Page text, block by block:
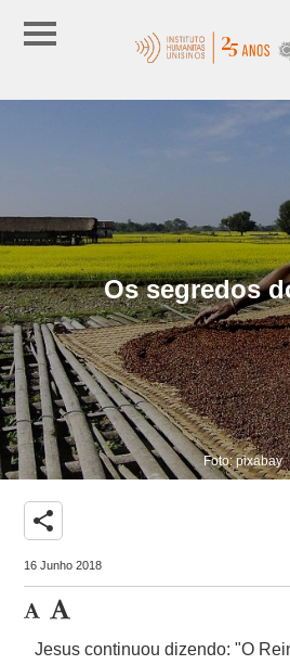
Os segredos
Foto: pixabay
share
16 Junho 2018
Jesus continuou dizendo: "O